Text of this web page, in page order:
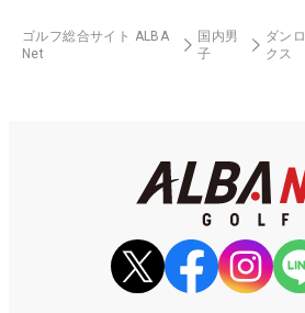
ゴルフ総合サイト ALBA
Net
国内男
子
ダン
クス